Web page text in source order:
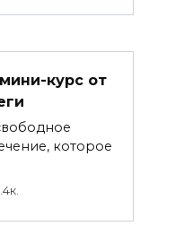
курс от
которое